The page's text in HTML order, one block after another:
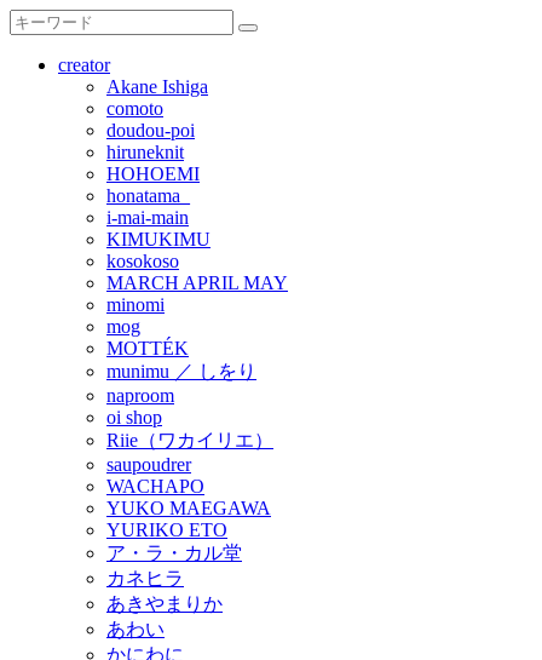
creator
Akane Ishiga
comoto
doudou-poi
hiruneknit
HOHOEMI
honatama_
i-mai-main
KIMUKIMU
kosokoso
MARCH APRIL MAY
minomi
mog
MOTTÉK
munimu ／ しをり
naproom
oi shop
Riie（ワカイリエ）
saupoudrer
WACHAPO
YUKO MAEGAWA
YURIKO ETO
ア・ラ・カル堂
カネヒラ
あきやまりか
あわい
かにわに